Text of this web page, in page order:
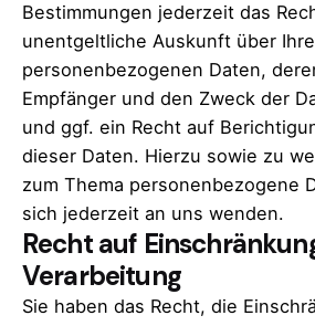
Bestimmungen jederzeit das
unentgeltliche Auskunft über
personenbezogenen Daten,
Empfänger und den Zweck der
und ggf. ein Recht auf
dieser Daten. Hierzu sowie zu
zum Thema personenbezogene
sich jederzeit an uns wenden.
Recht auf
Verarbeitung
Sie haben das Recht, die